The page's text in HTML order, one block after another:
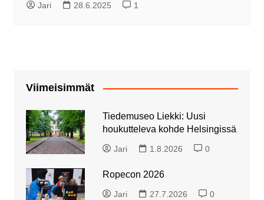
Jari 28.6.2025 1
Viimeisimmät
Tiedemuseo Liekki: Uusi
houkutteleva kohde Helsingissä
Jari 1.8.2026 0
Ropecon 2026
Jari 27.7.2026 0